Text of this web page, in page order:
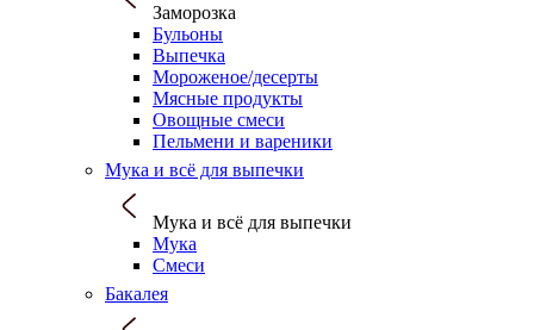
Заморозка
Бульоны
Выпечка
Мороженое/десерты
Мясные продукты
Овощные смеси
Пельмени и вареники
Мука и всё для выпечки
Мука и всё для выпечки
Мука
Смеси
Бакалея